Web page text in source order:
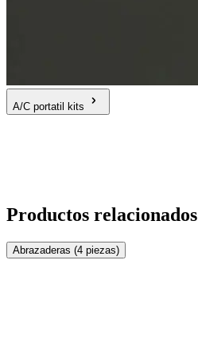
A/C portatil kits
Productos relacionados
Abrazaderas (4 piezas)